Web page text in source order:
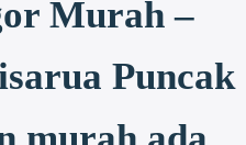
Murah –
Puncak